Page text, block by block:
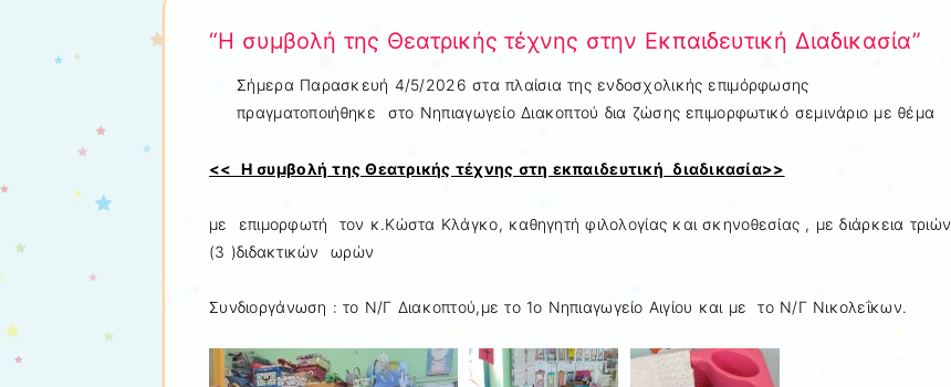
“Η συμβολή της Θεατρικής τέχνης στην Εκπαιδευτική Διαδικασία”
Σήμερα Παρασκευή 4/5/2026 στα πλαίσια της ενδοσχολικής επιμόρφωσης
πραγματοποιήθηκε στο Νηπιαγωγείο Διακοπτού δια ζώσης επιμορφωτικό σεμινάριο με θέμα
<< Η συμβολή της Θεατρικής τέχνης στη εκπαιδευτική διαδικασία>>
με επιμορφωτή τον κ.Κώστα Κλάγκο, καθηγητή φιλολογίας και σκηνοθεσίας , με διάρκεια τριών
(3 )διδακτικών ωρών
Συνδιοργάνωση : το Ν/Γ Διακοπτού,με το 1ο Νηπιαγωγείο Αιγίου και με το Ν/Γ Νικολεΐκων.